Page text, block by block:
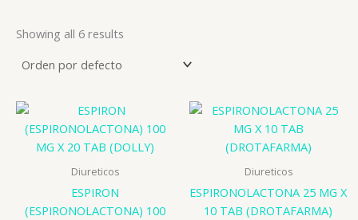
Showing all 6 results
Diureticos
ESPIRON
(ESPIRONOLACTONA) 100
Diureticos
ESPIRONOLACTONA 25 MG X
10 TAB (DROTAFARMA)